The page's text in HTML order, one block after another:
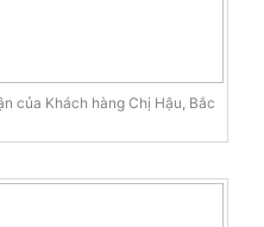
của Khách hàng Chị Hậu, Bắc